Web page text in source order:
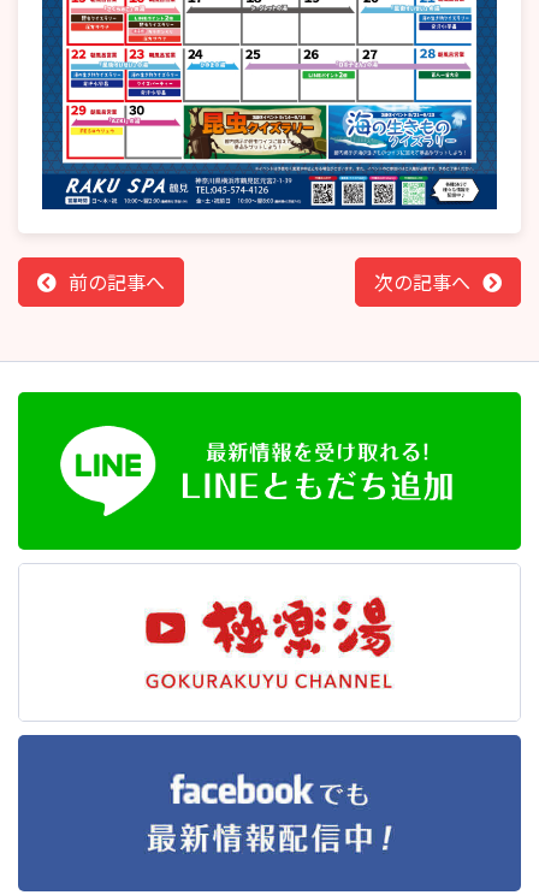
前の記事へ 次の記事へ